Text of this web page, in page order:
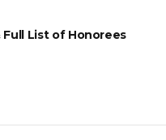
Full List of Honorees